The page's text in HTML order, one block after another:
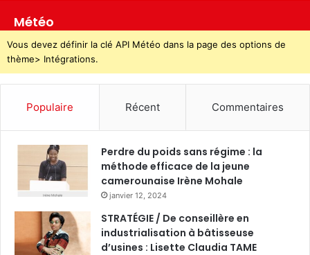
Météo
Vous devez définir la clé API Météo dans la page des options de
thème> Intégrations.
Populaire Récent Commentaires
Perdre du poids sans régime : la
méthode efficace de la jeune
camerounaise Irène Mohale
janvier 12, 2024
STRATÉGIE / De conseillère en
industrialisation à bâtisseuse
d’usines : Lisette Claudia TAME